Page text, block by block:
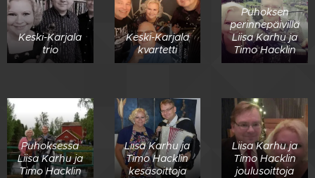
Keski-Karjala
trio
Keski-Karjala
kvartetti
Puhoksen
perinnepäivillä
Liisa Karhu ja
Timo Hacklin
Puhoksessa
Liisa Karhu ja
Timo Hacklin
Liisa Karhu ja
Timo Hacklin
kesäsoittoja
Liisa Karhu ja
Timo Hacklin
joulusoittoja